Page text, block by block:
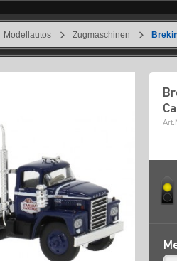
Modellautos Zugmaschinen